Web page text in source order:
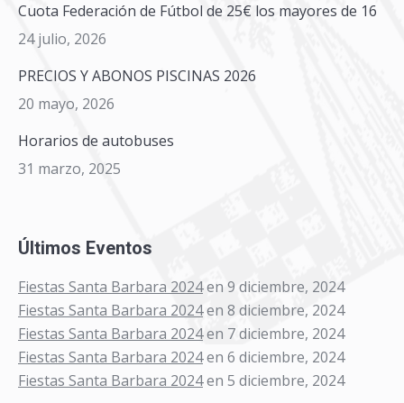
Cuota Federación de Fútbol de 25€ los mayores de 16
24 julio, 2026
PRECIOS Y ABONOS PISCINAS 2026
20 mayo, 2026
Horarios de autobuses
31 marzo, 2025
Últimos Eventos
Fiestas Santa Barbara 2024en 9 diciembre, 2024
Fiestas Santa Barbara 2024en 8 diciembre, 2024
Fiestas Santa Barbara 2024en 7 diciembre, 2024
Fiestas Santa Barbara 2024en 6 diciembre, 2024
Fiestas Santa Barbara 2024en 5 diciembre, 2024